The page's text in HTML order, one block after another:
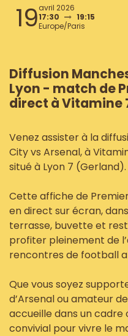
19avril 2026
17:30
19:15
Europe/Paris
Diffusion
Lyon - match de
direct à Vitamine
Venez assister à la
City vs Arsenal, à
situé à Lyon 7 (Gerland).
Cette affiche de
en direct sur écran,
terrasse, buvette et
profiter pleinement de
rencontres de football
Que vous soyez
d’Arsenal ou amateur
accueille dans un
convivial pour vivre le